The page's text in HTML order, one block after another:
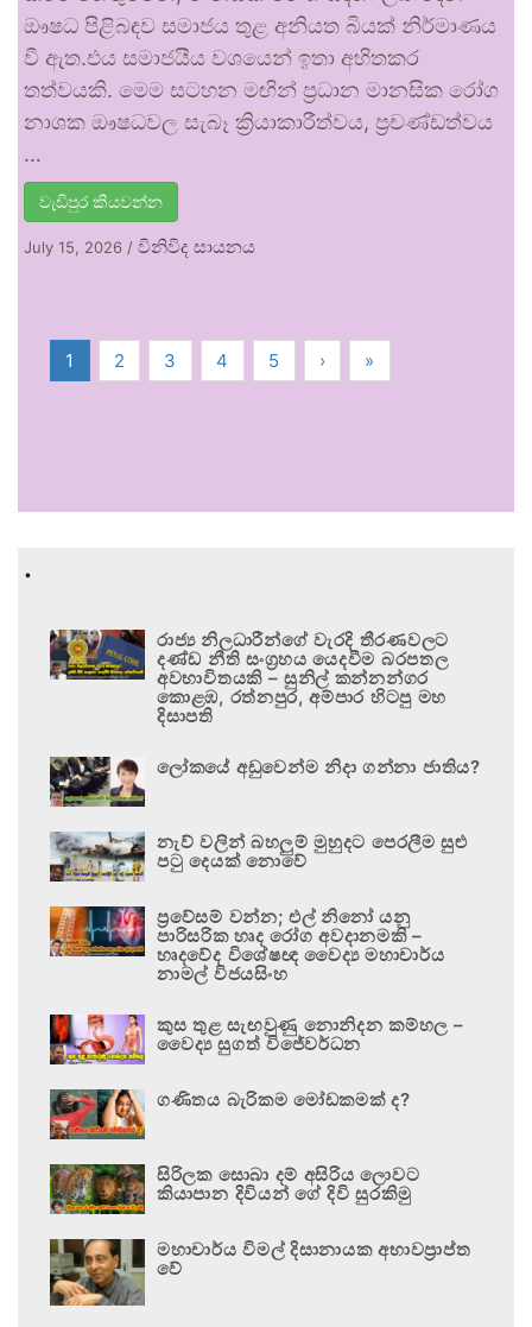
ඖෂධ පිළිබඳව සමාජය තුළ අනියත බියක් නිර්මාණය
වී ඇත.එය සමාජයීය වශයෙන් ඉතා අහිතකර
තත්වයකි. මෙම සටහන මඟින් ප්‍රධාන මානසික රෝග
නාශක ඖෂධවල සැබෑ ක්‍රියාකාරීත්වය, ප්‍රචණ්ඩත්වය
…
වැඩිපුර කියවන්න
July 15, 2026 / විනිවිද සායනය
1 2 3 4 5 › »
.
රාජ්‍ය නිලධාරීන්ගේ වැරදි තීරණවලට
දණ්ඩ නීති සංග්‍රහය යෙදවීම බරපතල
අවභාවිතයකි – සුනිල් කන්නන්ගර
කොළඹ, රත්නපුර, අම්පාර හිටපු මහ
දිසාපති
ලෝකයේ අඩුවෙන්ම නිදා ගන්නා ජාතිය?
නැව් වලින් බහලුම් මුහුදට පෙරලීම සුළු
පටු දෙයක් නොවේ
ප්‍රවේසම් වන්න; එල් නිනෝ යනු
පාරිසරික හෘද රෝග අවදානමකි –
හෘදවේද විශේෂඥ වෛද්‍ය මහාචාර්ය
නාමල් විජයසිංහ
කුස තුළ සැඟවුණු නොනිදන කම්හල –
වෛද්‍ය සුගත් විජේවර්ධන
ගණිතය බැරිකම මෝඩකමක් ද?
සිරිලක සොබා දම් අසිරිය ලොවට
කියාපාන දිවියන් ගේ දිවි සුරකිමු
මහාචාර්ය විමල් දිසානායක අභාවප්‍රාප්ත
වේ